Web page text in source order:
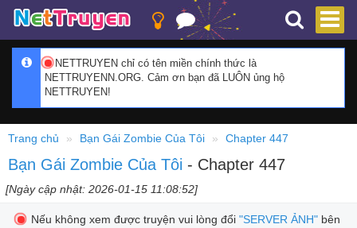
NETTRUYEN chỉ có tên miền chính thức là
NETTRUYENN.ORG. Cảm ơn bạn đã LUÔN ủng hộ
NETTRUYEN!
Trang chủ Bạn Gái Zombie Của Tôi Chapter 447
Bạn Gái Zombie Của Tôi - Chapter 447
[Ngày cập nhật: 2026-01-15 11:08:52]
Nếu không xem được truyện vui lòng đổi "SERVER ẢNH"bên